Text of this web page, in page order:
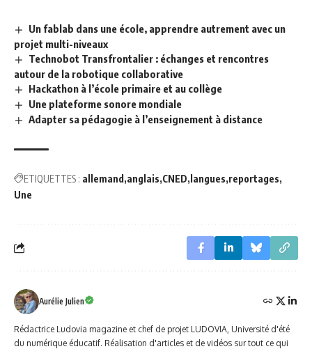
Un fablab dans une école, apprendre autrement avec un
projet multi-niveaux
Technobot Transfrontalier : échanges et rencontres
autour de la robotique collaborative
Hackathon à l’école primaire et au collège
Une plateforme sonore mondiale
Adapter sa pédagogie à l’enseignement à distance
ETIQUETTES : allemand anglais CNED langues reportages
Une
Aurélie Julien
Rédactrice Ludovia magazine et chef de projet LUDOVIA, Université d'été
du numérique éducatif. Réalisation d'articles et de vidéos sur tout ce qui